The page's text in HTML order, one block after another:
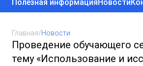
Полезная информацияНовости
Главная/Новости
Проведение обучающего
тему «Использование и